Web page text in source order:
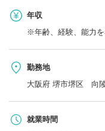
年収
※年齢、経験、能力
勤務地
大阪府 堺市堺区 向
就業時間